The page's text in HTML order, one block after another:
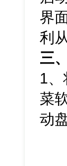
界
利
三
1
菜
动